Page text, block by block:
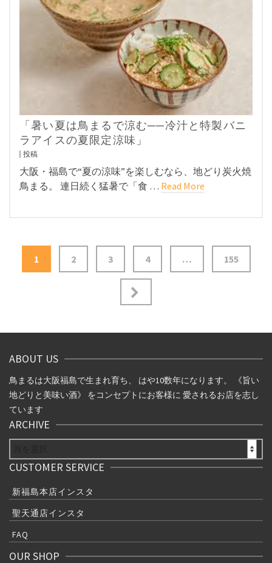
「暑い夏は鳥まるで涼む──冷汁と特製バニ
ラアイスの夏限定涼味」
投稿
大阪・福島で“夏の涼味”を楽しむなら、地どり炭火焼
鳥まる。 連日続く猛暑で「食 … Read More
投
稿
ビ
ゲ
ー
シ
ョ
1 2 3 4 … 155
ABOUT US
鳥まるは大阪福島で生まれ育ち、 はや10数年になります。 《旨い
地どりと美味い酒》 をコンセプトにお客様に 愛されるお店を志し
ています
ARCHIVE
CUSTOMER SERVICE
新福島本店インスタ
聖天通店インスタ
FAQ
OUR SHOP